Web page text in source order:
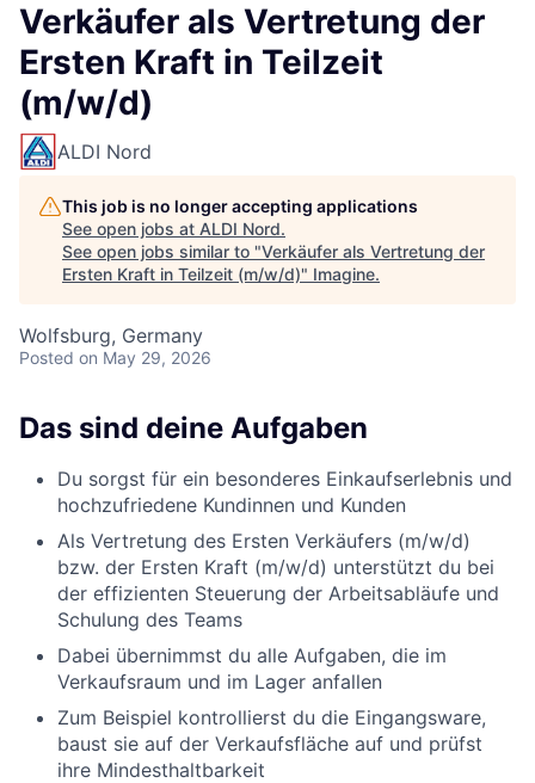
Verkäufer als Vertretung der
Ersten Kraft in Teilzeit
(m/w/d)
ALDI Nord
This job is no longer accepting applications
See open jobs at ALDI Nord.
See open jobs similar to "Verkäufer als Vertretung der
Ersten Kraft in Teilzeit (m/w/d)" Imagine.
Wolfsburg, Germany
Posted on May 29, 2026
Das sind deine Aufgaben
Du sorgst für ein besonderes Einkaufserlebnis und
hochzufriedene Kundinnen und Kunden
Als Vertretung des Ersten Verkäufers (m/w/d)
bzw. der Ersten Kraft (m/w/d) unterstützt du bei
der effizienten Steuerung der Arbeitsabläufe und
Schulung des Teams
Dabei übernimmst du alle Aufgaben, die im
Verkaufsraum und im Lager anfallen
Zum Beispiel kontrollierst du die Eingangsware,
baust sie auf der Verkaufsfläche auf und prüfst
ihre Mindesthaltbarkeit